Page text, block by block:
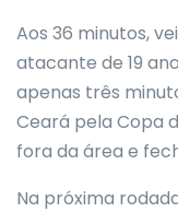
Aos 36 minutos,
atacante de 19
apenas três
Ceará pela Copa
fora da área e
Na próxima